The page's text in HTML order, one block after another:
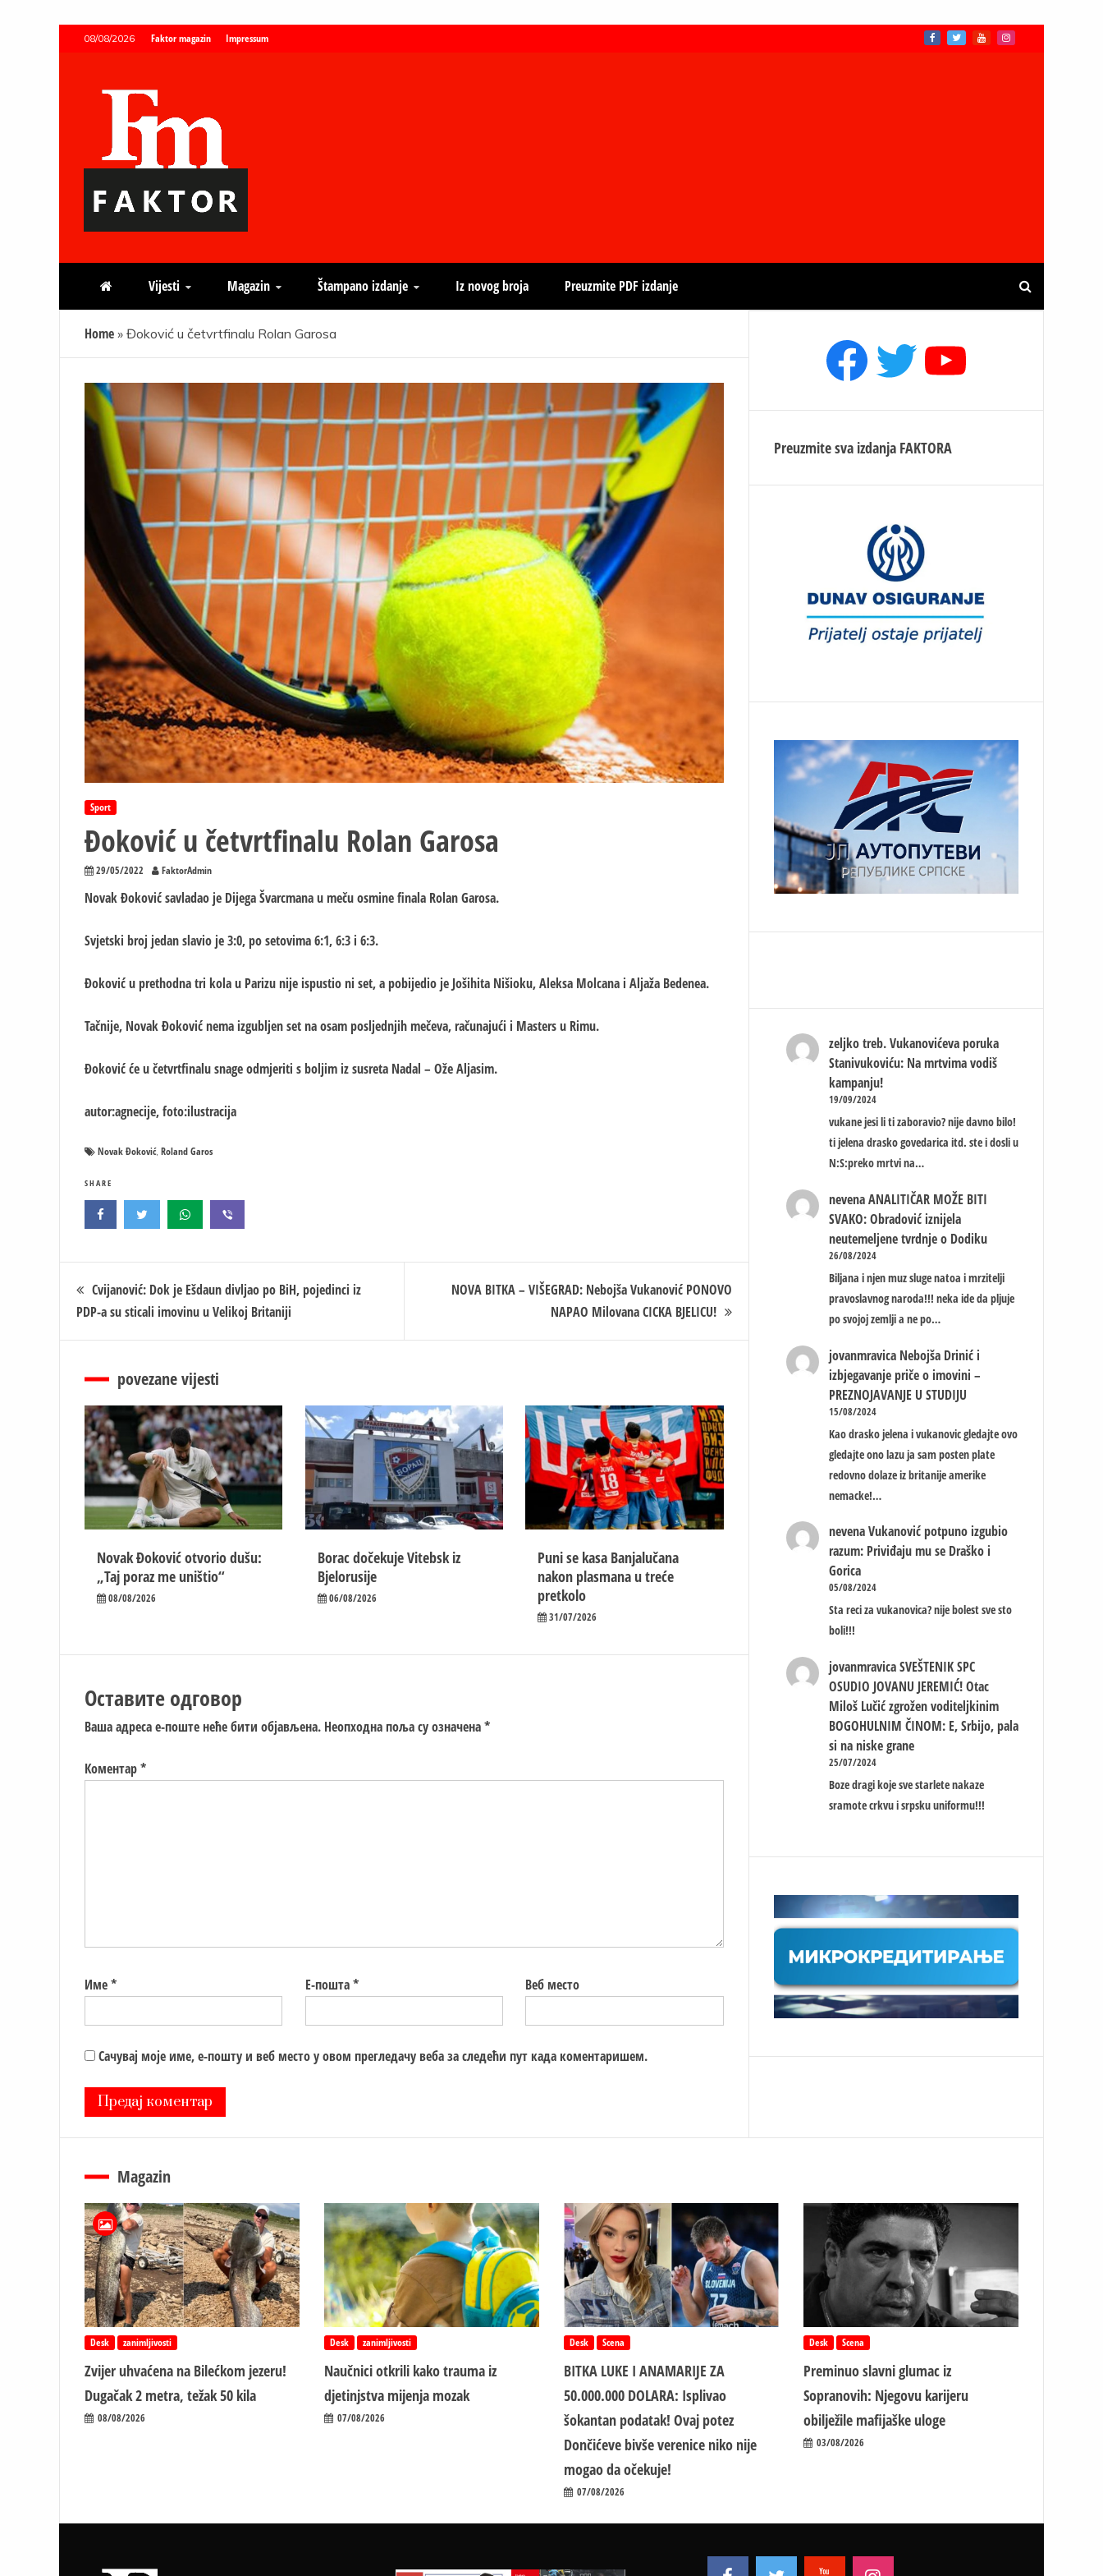
08/08/2026 Faktor magazin Impressum
Faktor magazin
Vijesti Magazin Štampano izdanje Iz novog broja Preuzmite PDF izdanje
Home » Đoković u četvrtfinalu Rolan Garosa
Sport
Đoković u četvrtfinalu Rolan Garosa
29/05/2022 FaktorAdmin
Novak Đoković savladao je Dijega Švarcmana u meču osmine finala Rolan Garosa.
Svjetski broj jedan slavio je 3:0, po setovima 6:1, 6:3 i 6:3.
Đoković u prethodna tri kola u Parizu nije ispustio ni set, a pobijedio je Јošihita Nišioku, Aleksa Molcana i Aljaža Bedenea.
Tačnije, Novak Đoković nema izgubljen set na osam posljednjih mečeva, računajući i Masters u Rimu.
Đoković će u četvrtfinalu snage odmjeriti s boljim iz susreta Nadal – Ože Aljasim.
autor:agnecije, foto:ilustracija
Novak Đoković, Roland Garos
SHARE
Кретање
чланка
Cvijanović: Dok je Ešdaun divljao po BiH, pojedinci iz
PDP-a su sticali imovinu u Velikoj Britaniji
NOVA BITKA – VIŠEGRAD: Nebojša Vukanović PONOVO
NAPAO Milovana CICKA BJELICU!
povezane vijesti
Novak Đoković otvorio dušu:
„Taj poraz me uništio“
08/08/2026
Borac dočekuje Vitebsk iz
Bjelorusije
06/08/2026
Puni se kasa Banjalučana
nakon plasmana u treće
pretkolo
31/07/2026
Оставите одговор
Ваша адреса е-поште неће бити објављена. Неопходна поља су означена*
Коментар*
Име* Е-пошта* Веб место
Сачувај моје име, е-пошту и веб место у овом прегледачу веба за следећи пут када коментаришем.
Facebook
TwitterYouTube
Preuzmite sva izdanja FAKTORA
zeljko treb. Vukanovićeva poruka
Stanivukoviću: Na mrtvima vodiš
kampanju!
19/09/2024
vukane jesi li ti zaboravio? nije davno bilo!
ti jelena drasko govedarica itd. ste i dosli u
N:S:preko mrtvi na…
nevena ANALITIČAR MOŽE BITI
SVAKO: Obradović iznijela
neutemeljene tvrdnje o Dodiku
26/08/2024
Biljana i njen muz sluge natoa i mrzitelji
pravoslavnog naroda!!! neka ide da pljuje
po svojoj zemlji a ne po…
jovanmravica Nebojša Drinić i
izbjegavanje priče o imovini –
PREZNOJAVANJE U STUDIJU
15/08/2024
Kao drasko jelena i vukanovic gledajte ovo
gledajte ono lazu ja sam posten plate
redovno dolaze iz britanije amerike
nemacke!…
nevena Vukanović potpuno izgubio
razum: Priviđaju mu se Draško i
Gorica
05/08/2024
Sta reci za vukanovica? nije bolest sve sto
boli!!!
jovanmravica SVEŠTENIK SPC
OSUDIO JOVANU JEREMIĆ! Otac
Miloš Lučić zgrožen voditeljkinim
BOGOHULNIM ČINOM: E, Srbijo, pala
si na niske grane
25/07/2024
Boze dragi koje sve starlete nakaze
sramote crkvu i srpsku uniformu!!!
Magazin
Desk zanimljivosti
Zvijer uhvaćena na Bilećkom jezeru!
Dugačak 2 metra, težak 50 kila
08/08/2026
Desk zanimljivosti
Naučnici otkrili kako trauma iz
d‌jetinjstva mijenja mozak
07/08/2026
Desk Scena
BITKA LUKE I ANAMARIJE ZA
50.000.000 DOLARA: Isplivao
šokantan podatak! Ovaj potez
Dončićeve bivše verenice niko nije
mogao da očekuje!
07/08/2026
Desk Scena
Preminuo slavni glumac iz
Sopranovih: Njegovu karijeru
obilježile mafijaške uloge
03/08/2026